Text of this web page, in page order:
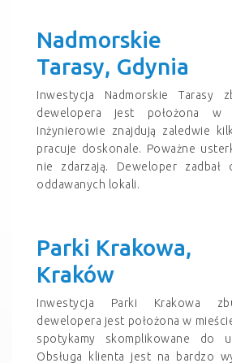
Nadmorskie
Tarasy, Gdynia
Inwestycja Nadmorskie Tarasy
dewelopera jest położona w
Inżynierowie znajdują zaledwie
pracuje doskonale. Poważne
nie zdarzają. Deweloper zadbał
oddawanych lokali.
Parki Krakowa,
Kraków
Inwestycja Parki Krakowa
dewelopera jest położona w
spotykamy skomplikowane do
Obsługa klienta jest na bardzo